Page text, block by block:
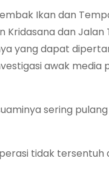
Ikan dan
dan Jalan
yang dapat
awak media
sering
tidak tersentuh